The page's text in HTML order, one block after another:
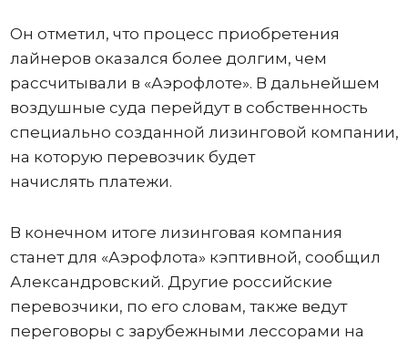
Он отметил, что процесс приобретения
лайнеров оказался более долгим, чем
рассчитывали в «Аэрофлоте». В дальнейшем
воздушные суда перейдут в собственность
специально созданной лизинговой компании,
на которую перевозчик будет
начислять платежи.
В конечном итоге лизинговая компания
станет для «Аэрофлота» кэптивной, сообщил
Александровский. Другие российские
перевозчики, по его словам, также ведут
переговоры с зарубежными лессорами на